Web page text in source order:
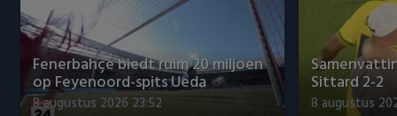
Fenerbahçe biedt ruim 20 miljoen
op Feyenoord-spits Ueda
8 augustus 2026 23:52
Sittard 2-2
8 augustus